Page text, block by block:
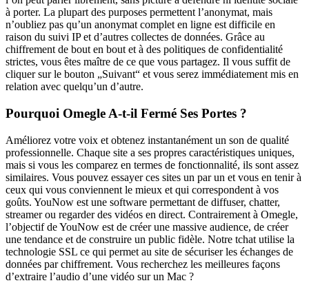
à porter. La plupart des purposes permettent l’anonymat, mais
n’oubliez pas qu’un anonymat complet en ligne est difficile en
raison du suivi IP et d’autres collectes de données. Grâce au
chiffrement de bout en bout et à des politiques de confidentialité
strictes, vous êtes maître de ce que vous partagez. Il vous suffit de
cliquer sur le bouton „Suivant“ et vous serez immédiatement mis en
relation avec quelqu’un d’autre.
Pourquoi Omegle A-t-il Fermé Ses Portes ?
Améliorez votre voix et obtenez instantanément un son de qualité
professionnelle. Chaque site a ses propres caractéristiques uniques,
mais si vous les comparez en termes de fonctionnalité, ils sont assez
similaires. Vous pouvez essayer ces sites un par un et vous en tenir à
ceux qui vous conviennent le mieux et qui correspondent à vos
goûts. YouNow est une software permettant de diffuser, chatter,
streamer ou regarder des vidéos en direct. Contrairement à Omegle,
l’objectif de YouNow est de créer une massive audience, de créer
une tendance et de construire un public fidèle. Notre tchat utilise la
technologie SSL ce qui permet au site de sécuriser les échanges de
données par chiffrement. Vous recherchez les meilleures façons
d’extraire l’audio d’une vidéo sur un Mac ?